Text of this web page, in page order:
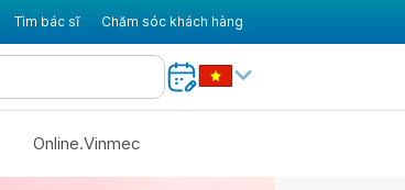
Tìm bác sĩ Chăm sóc khách hàng
Online.Vinmec